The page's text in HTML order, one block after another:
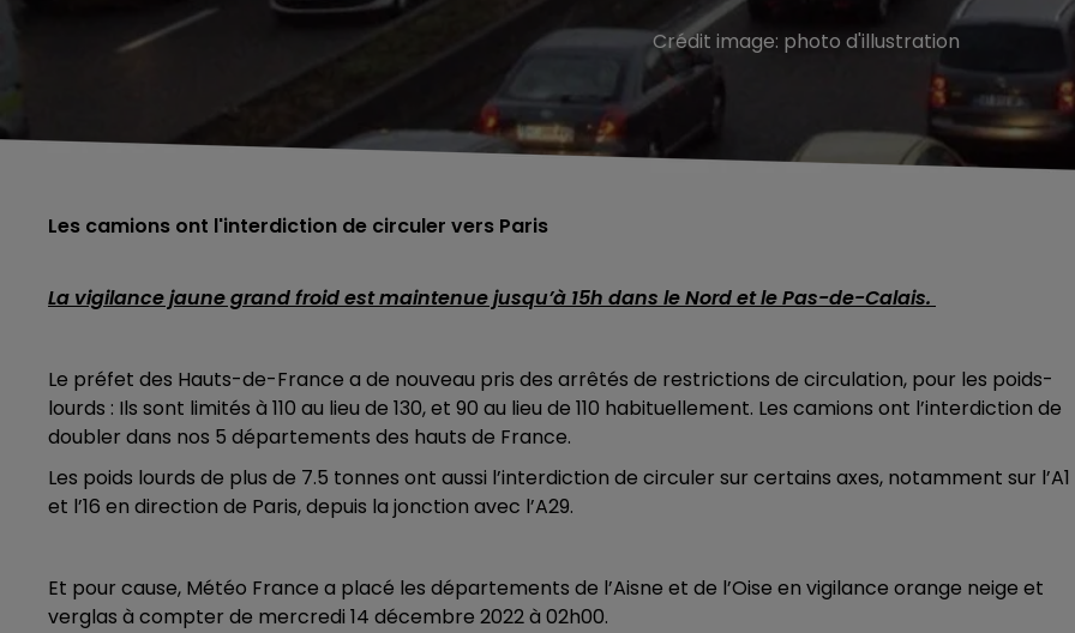
7h00 - 10h00
DEBOUT C'EST L'HEURE RDL & VOUS
Crédit image: photo d'illustration
Les camions ont l'interdiction de circuler vers Paris
La vigilance jaune grand froid est maintenue jusqu’à 15h dans le Nord et le Pas-de-Calais.
Le préfet des Hauts-de-France a de nouveau pris des arrêtés de restrictions de circulation, pour les poids-
lourds : Ils sont limités à 110 au lieu de 130, et 90 au lieu de 110 habituellement. Les camions ont l’interdiction de
doubler dans nos 5 départements des hauts de France.
Les poids lourds de plus de 7.5 tonnes ont aussi l’interdiction de circuler sur certains axes, notamment sur l’A1
et l’16 en direction de Paris, depuis la jonction avec l’A29.
Et pour cause, Météo France a placé les départements de l’Aisne et de l’Oise en vigilance orange neige et
verglas à compter de mercredi 14 décembre 2022 à 02h00.